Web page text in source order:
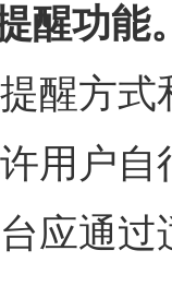
功能
醒方
用户
应通过